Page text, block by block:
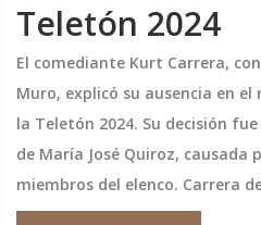
Teletón 2024
El comediante Kurt Carrera,
Muro, explicó su ausencia en
la Teletón 2024. Su decisión
de María José Quiroz,
miembros del elenco. Carrera
exclusión y destacó que las